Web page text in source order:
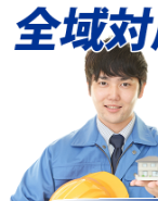
用/3ｍまで)
給水管工事※（
用（追加）/3ｍ超
給水管工事※（
管・ポリ管・HT
給水管工事※（ラ